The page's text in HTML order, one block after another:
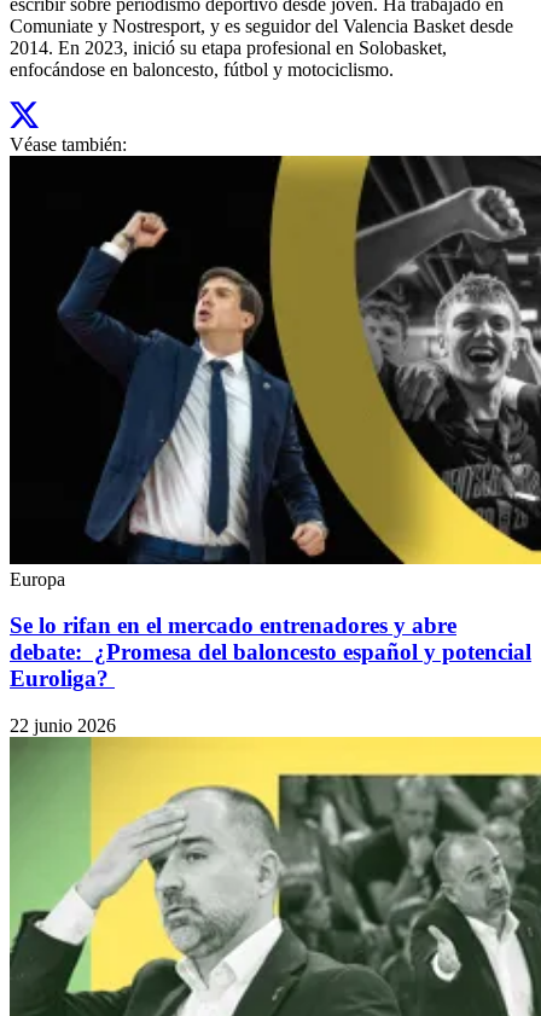
Comuniate y Nostresport, y es seguidor del Valencia Basket desde
2014. En 2023, inició su etapa profesional en Solobasket,
enfocándose en baloncesto, fútbol y motociclismo.
Véase también:
Europa
Se lo rifan en el mercado entrenadores y abre
debate: ¿Promesa del baloncesto español y potencial
Euroliga?
22 junio 2026